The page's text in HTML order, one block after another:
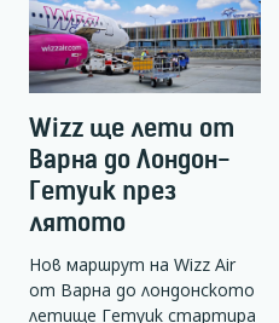
Wizz ще лети от
Варна до Лондон-
Гетуик през
лятото
Нов маршрут на Wizz Air
от Варна до лондонското
летище Гетуик стартира